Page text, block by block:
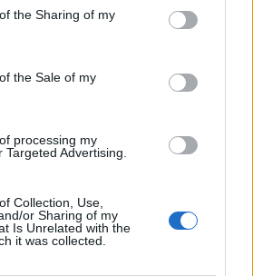
or usage behaviour. You may click to
Google and its third-party tags to
specified purposes in below Google
the Sharing of my
the Sale of my
processing my
Advertising.
Collection, Use,
or Sharing of my
Is Unrelated with the
it was collected.
hogy ezt leírtam, mert
szerette a színházat.
fanatikus
is fütyült arra, ha a
mert azonnal megtalálta
színházi életben.
mellett, /amiket akkor is
években, amikor a költő épp
T.S.Eliot műveiből.
a ma függetlennek nevezett
szerencsém vele együtt